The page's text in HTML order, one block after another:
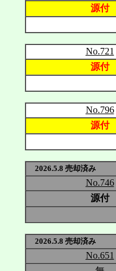
源付
No.721
源付
No.796
源付
2026.5.8 売却済み
No.746
源付
2026.5.8 売却済み
No.651